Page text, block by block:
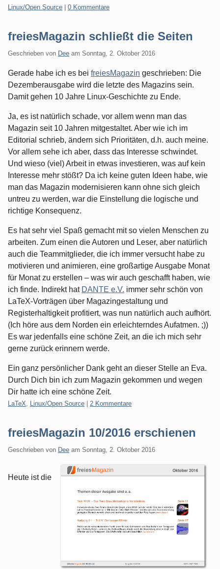
Kategorien:
Linux/Open Source 0 Kommentare
freiesMagazin schließt die Seiten
Geschrieben von Dee am Sonntag, 2. Oktober 2016
Gerade habe ich es bei freiesMagazin geschrieben: Die
Dezemberausgabe wird die letzte des Magazins sein.
Damit gehen 10 Jahre Linux-Geschichte zu Ende.
Ja, es ist natürlich schade, vor allem wenn man das
Magazin seit 10 Jahren mitgestaltet. Aber wie ich im
Editorial schrieb, ändern sich Prioritäten, d.h. auch meine.
Vor allem sehe ich aber, dass das Interesse schwindet.
Und wieso (viel) Arbeit in etwas investieren, was auf kein
Interesse mehr stößt? Da ich keine guten Ideen habe, wie
man das Magazin modernisieren kann ohne sich gleich
untreu zu werden, war die Einstellung die logische und
richtige Konsequenz.
Es hat sehr viel Spaß gemacht mit so vielen Menschen zu
arbeiten. Zum einen die Autoren und Leser, aber natürlich
auch die Teammitglieder, die ich immer versucht habe zu
motivieren und animieren, eine großartige Ausgabe Monat
für Monat zu erstellen – was wir auch geschafft haben, wie
ich finde. Indirekt hat DANTE e.V. immer sehr schön von
LaTeX-Vorträgen über Magazingestaltung und
Registerhaltigkeit profitiert, was nun natürlich auch aufhört.
(Ich höre aus dem Norden ein erleichterndes Aufatmen. ;))
Es war jedenfalls eine schöne Zeit, an die ich mich sehr
gerne zurück erinnern werde.
Ein ganz persönlicher Dank geht an dieser Stelle an Eva.
Durch Dich bin ich zum Magazin gekommen und wegen
Dir hatte ich eine schöne Zeit.
Kategorien:
LaTeX Linux/Open Source 2 Kommentare
freiesMagazin 10/2016 erschienen
Geschrieben von Dee am Sonntag, 2. Oktober 2016
Heute ist die